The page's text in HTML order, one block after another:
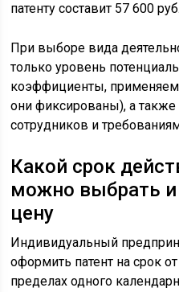
патенту составит 57 600
При выборе вида
только уровень
коэффициенты,
они фиксированы), а
сотрудников и
Какой срок
можно выбрать и
цену
Индивидуальный
оформить патент на срок
пределах одного